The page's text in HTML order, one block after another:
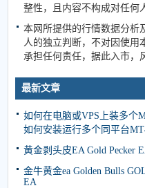
整性，且内容不构成对任何
本网所提供的行情数据分析
人的独立判断，不对因使用
承担任何责任，据此入市，
最新文章
如何在电脑或VPS上装多个
如何安装运行多个同平台
黄金剥头皮EA Gold Pecker
金牛黄金ea Golden Bulls
EA